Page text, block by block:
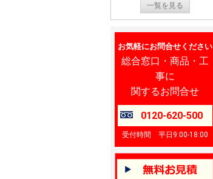
一覧を見る
お気軽にお問合せください
総合窓口・商品・工
事に
関するお問合せ
0120-620-500
受付時間 平日9:00-18:00